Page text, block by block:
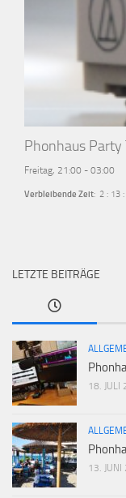
Phonhaus Party
Freitag, 21:00 - 03:00
Verbleibende Zeit: 2 : 13 :
LETZTE BEITRÄGE
18. JULI
13. JUNI